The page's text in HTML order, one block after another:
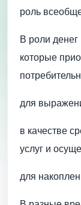
роль
В роли
которые
для
в качестве
услуг и
для